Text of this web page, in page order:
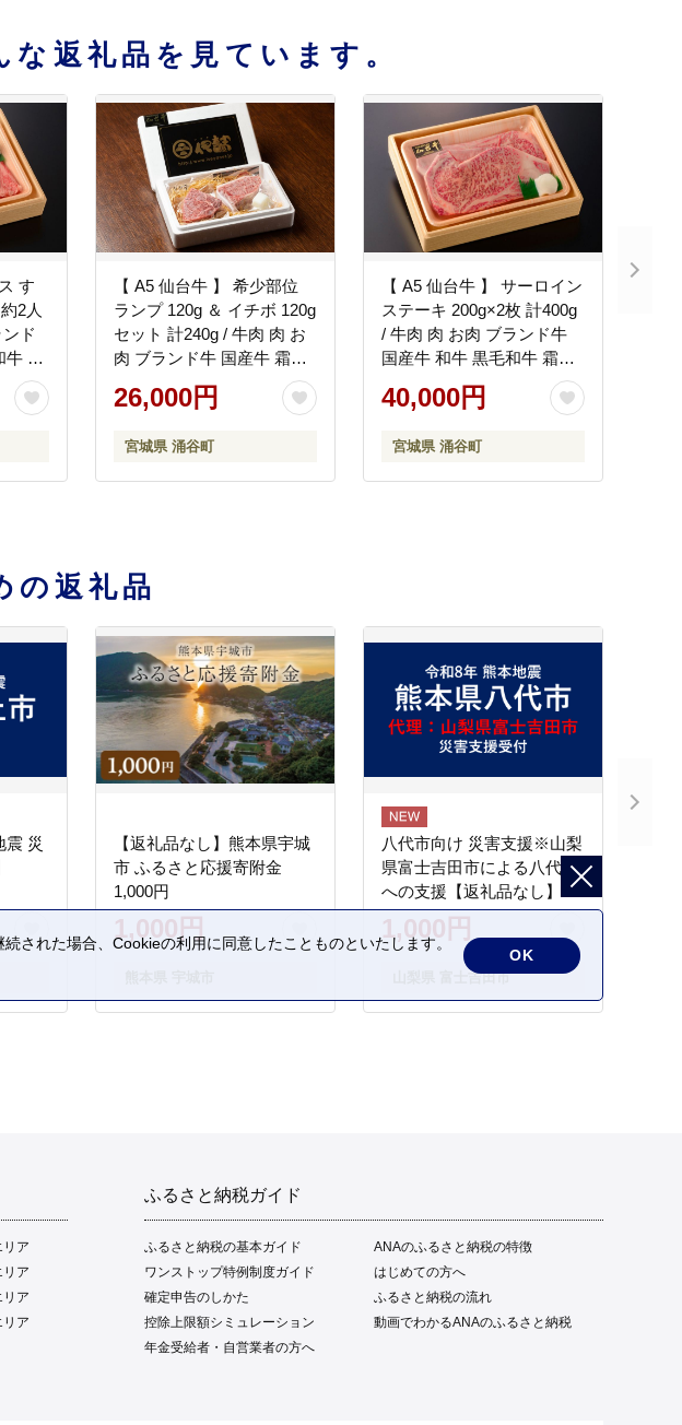
返礼品を見ています。
す
2人
ド
牛 霜
気 贈
ギフ
【 A5 仙台牛 】 希少部位
ランプ 120g ＆ イチボ 120g
セット 計240g / 牛肉 肉 お
肉 ブランド牛 国産牛 霜降
り 赤身 焼肉 BBQ ステーキ
鉄板焼き 人気 贈答 贈り物
てーきはうす伊勢屋
【iseya001】
26,000円
宮城県 涌谷町
【 A5 仙台牛 】 サーロイン
ステーキ 200g×2枚 計400g
/ 牛肉 肉 お肉 ブランド牛
国産牛 和牛 黒毛和牛 霜降
り 赤身 焼肉 BBQ ステーキ
サーロイン 鉄板焼き 人気
フト 仙台 すてーきはうす
伊勢屋 肉 牛肉 ステーキ 肉
40,000円
宮城県 涌谷町
の返礼品
震 災
【返礼品なし】熊本県宇城
市 ふるさと応援寄附金
1,000円
1,000円
八代市向け 災害支援※山梨
県富士吉田市による八代市
への支援【返礼品なし】
1,000円
山梨県 富士吉田市
リア
リア
リア
リア
ふるさと納税ガイド
ふるさと納税の基本ガイド
ANAのふるさと納税の特徴
ワンストップ特例制度ガイド
はじめての方へ
確定申告のしかた
ふるさと納税の流れ
控除上限額シミュレーション
動画でわかるANAのふるさと納税
年金受給者・自営業者の方へ
された場合、Cookieの利用に同意したことものといたします。
OK